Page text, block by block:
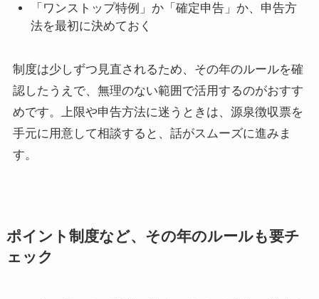
「ワンストップ特例」か「確定申告」か、申告方
法を最初に決めておく
制度は少しずつ見直されるため、その年のルールを確
認したうえで、無理のない範囲で活用するのがおすす
めです。上限や申告方法に迷うときは、源泉徴収票を
手元に用意して相談すると、話がスムーズに進みま
す。
ポイント制度など、その年のルールも要チ
ェック